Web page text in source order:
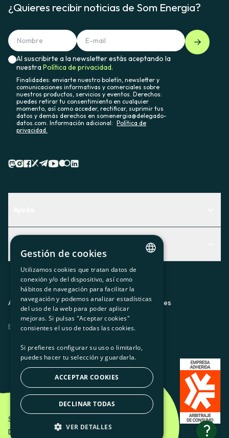
¿Quieres recibir noticias de Som Energia?
Al suscribirte a la newsletter estás aceptando la
nuestraPolítica de privacidad.
Finalidades: enviarte nuestro boletín, newsletter y
comunicaciones informativas y comerciales sobre
nuestros productos, servicios y eventos. Derechos:
puedes retirar tu consentimiento en cualquier
momento, así como acceder, rectificar, suprimir tus
datos y demás derechos en somenergia@delegado-
datos.com. Información adicional: Política de
privacidad.
Descubre qué servicio te encaja mejor
Contacto
Actualidad
El rincón de la socia
Prensa
Trabaja con nosotros
Aviso legalPolítica de privacidadPolítica de cookies
ES CAGLEU
Som Energia SCCL - 2026
Diseño creativo de Etéreo Design.
?
CATALAN
SPANISH
GL
BASQUE
Gestión de cookies
Utilizamos cookies que tratan datos de
conexión y/o del dispositivo, así como
hábitos de navegación para facilitar la
navegación y podemos analizar estadísticas
del uso de la web para poder aplicar
mejoras. Si pulsas "Aceptar cookies"
consientes el uso de todas las cookies.
Si prefieres configurar su uso o limitarlo,
puedes hacer tu selección y guardarla.
ACCEPTAR COOKIES
DECLINAR TODAS
VER DETALLES